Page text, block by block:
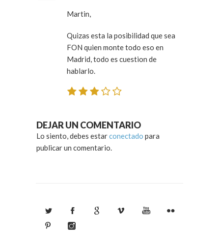
Martin,
Quizas esta la posibilidad que sea
FON quien monte todo eso en
Madrid, todo es cuestion de
hablarlo.
DEJAR UN COMENTARIO
Lo siento, debes estarconectado para
publicar un comentario.